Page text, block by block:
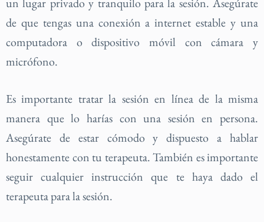
de que tengas una conexión a internet estable y una
computadora o dispositivo móvil con cámara y
micrófono.
Es importante tratar la sesión en línea de la misma
manera que lo harías con una sesión en persona.
Asegúrate de estar cómodo y dispuesto a hablar
honestamente con tu terapeuta. También es importante
seguir cualquier instrucción que te haya dado el
terapeuta para la sesión.